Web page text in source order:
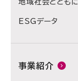
地域社会とともに
ESGデータ
事業紹介